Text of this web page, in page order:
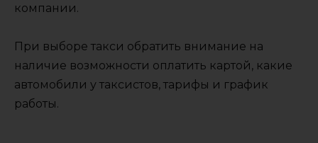
компании.
При выборе такси обратить внимание на
наличие возможности оплатить картой, какие
автомобили у таксистов, тарифы и график
работы.